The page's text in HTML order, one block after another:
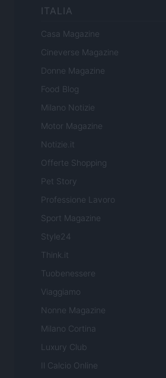
ITALIA
Casa Magazine
Cineverse Magazine
Donne Magazine
Food Blog
Milano Notizie
Motor Magazine
Notizie.it
Offerte Shopping
Pet Story
Professione Lavoro
Sport Magazine
Style24
Think.it
Tuobenessere
Viaggiamo
Nonne Magazine
Milano Cortina
Luxury Club
Il Calcio Online